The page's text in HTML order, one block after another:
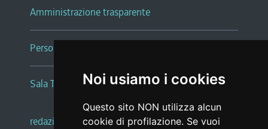
Noi usiamo i cookies
Questo sito NON utilizza alcun
cookie di profilazione. Se vuoi
Amministrazione trasparente
Persone e Uffici
Sala Tiziano Tessitori
redazione web |note legali |glossario